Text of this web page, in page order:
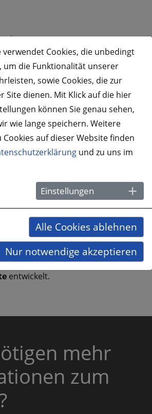
verfolgte insgesamt sechs Ziele:
Explorationsstudie
wurden IST-
in den Modell-Kitas erhoben und
oberste Ziel, die Stärkung von
sollte über die
Sensibilisierung
und deren Begleitung in
werden. Die
Thematik, sowie durch
Fachveranstaltungen konnten
Entscheidungsträgermit in das
werden. Gemeinsam mit den
konkrete Praxis-
entwickelt.
mehr
zum
verwendet Cookies, die unbedingt
um die Funktionalität unserer
sowie Cookies, die zur
Site dienen. Mit Klick auf die hier
können Sie genau sehen,
wie lange speichern. Weitere
auf dieser Website finden
und zu uns im
Einstellungen
Alle Cookies ablehnen
Nur notwendige akzeptieren